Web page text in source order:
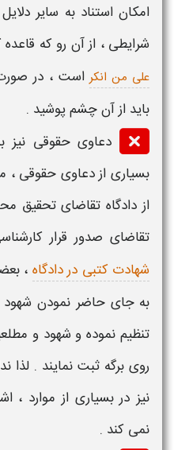
امکان استناد به سایر
شرایطی ، از آن رو که
علی من انکراست ، در صورت
باید از آن چشم پوشید .
دعاوی حقوقی نیز
بسیاری از دعاوی حقوقی
از دادگاه تقاضای تحقیق
تقاضای صدور قرار
شهادت کتبی در دادگاه ،
به جای حاضر نمودن شهود
تنظیم نموده و شهود و
روی برگه ثبت نمایند . لذا
نیز در بسیاری از موارد ،
نمی کند .